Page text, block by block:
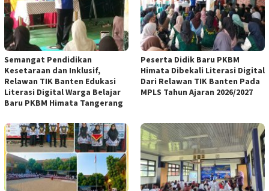
Semangat Pendidikan
Kesetaraan dan Inklusif,
Relawan TIK Banten Edukasi
Literasi Digital Warga Belajar
Baru PKBM Himata Tangerang
Peserta Didik Baru PKBM
Himata Dibekali Literasi Digital
Dari Relawan TIK Banten Pada
MPLS Tahun Ajaran 2026/2027